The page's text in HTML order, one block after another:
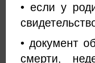
• если у
• документ
смерти,